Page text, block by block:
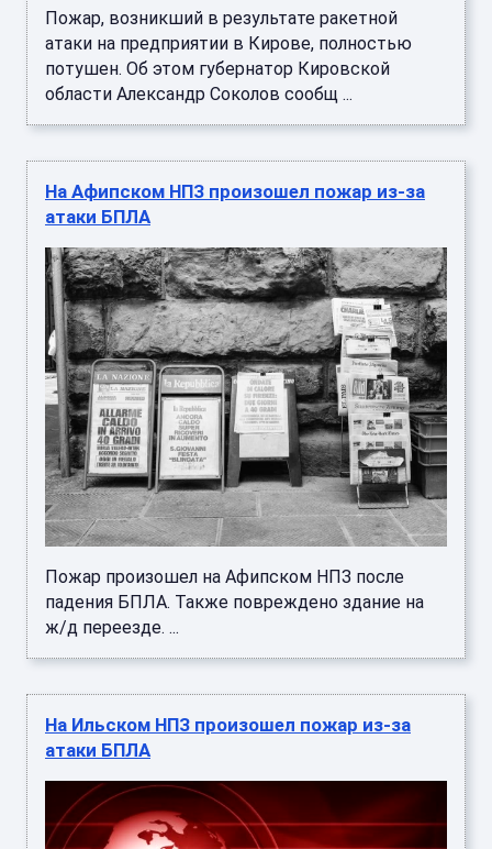
Пожар, возникший в результате ракетной
атаки на предприятии в Кирове, полностью
потушен. Об этом губернатор Кировской
области Александр Соколов сообщ ...
На Афипском НПЗ произошел пожар из-за
атаки БПЛА
Пожар произошел на Афипском НПЗ после
падения БПЛА. Также повреждено здание на
ж/д переезде. ...
На Ильском НПЗ произошел пожар из-за
атаки БПЛА